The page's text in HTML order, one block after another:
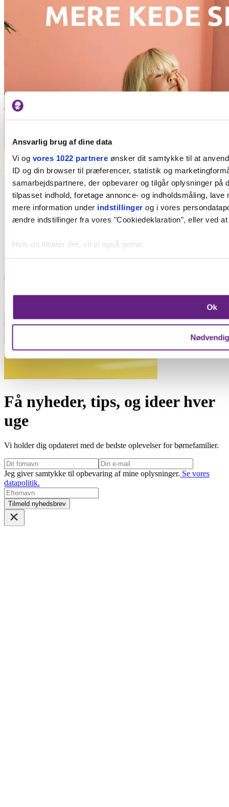
Ansvarlig brug af dine data
Vi og vores 1022 partnereønsker dit samtykke til at
ID og din browser til præferencer, statistik og
samarbejdspartnere, der opbevarer og tilgår oplysninger på
tilpasset indhold, foretage annonce- og indholdsmåling,
mere information under indstillinger og i vores
ændre indstillinger fra vores "Cookiedeklaration", eller ved
Hvis du tillader det, vil vi også gerne:
Vi bruger cookies til at forbedre brugeroplevelsen på
oplysninger om din brug af vores hjemmeside med vores
Ok
Få nyheder, tips, og ideer hver
uge
Vi holder dig opdateret med de bedste oplevelser for børnefamilier.
Jeg giver samtykke til opbevaring af mine oplysninger.Se vores
datapolitik.
Tilmeld nyhedsbrev